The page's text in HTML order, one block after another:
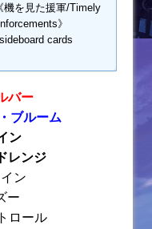
機を見た援軍/Timely
》
cards
バー
ブルーム
ン
レンジ
ン
ー
ロール